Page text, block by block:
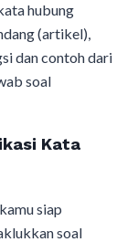
hubung
(artikel),
dan contoh dari
soal
Kata
siap
soal